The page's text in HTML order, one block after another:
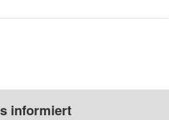
informiert